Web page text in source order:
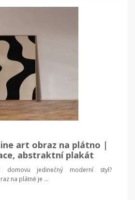
art obraz na plátno |
abstraktní plakát
domovu jedinečný moderní styl?
na plátně je ...